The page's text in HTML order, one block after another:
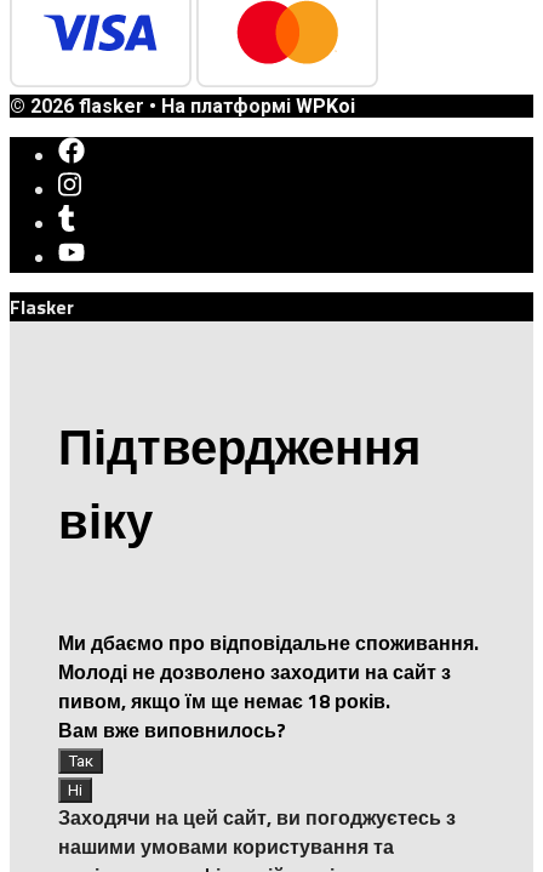
© 2026 flasker • На платформі WPKoi
Flasker
Підтвердження
віку
Ми дбаємо про відповідальне споживання.
Молоді не дозволено заходити на сайт з
пивом, якщо їм ще немає 18 років.
Вам вже виповнилось?
Заходячи на цей сайт, ви погоджуєтесь з
нашими умовами користування та